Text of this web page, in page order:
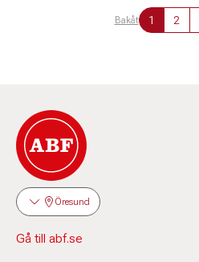
Bakåt 1 2
Öresund
Gå till abf.se